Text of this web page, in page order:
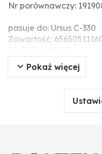
Nr porównawczy:
pasuje do: Ursus C-330
Zawartość:
65650511220 x 3
65650511230 x 3
Pokaż więcej